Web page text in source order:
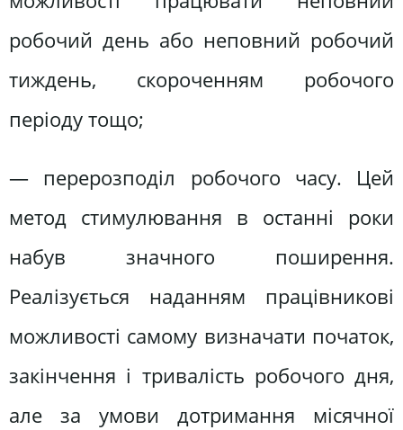
робочий день або неповний робочий
тиждень, скороченням робочого
періоду тощо;
— перерозподіл робочого часу. Цей
метод стимулювання в останні роки
набув значного поширення.
Реалізується наданням працівникові
можливості самому визначати початок,
закінчення і тривалість робочого дня,
але за умови дотримання місячної